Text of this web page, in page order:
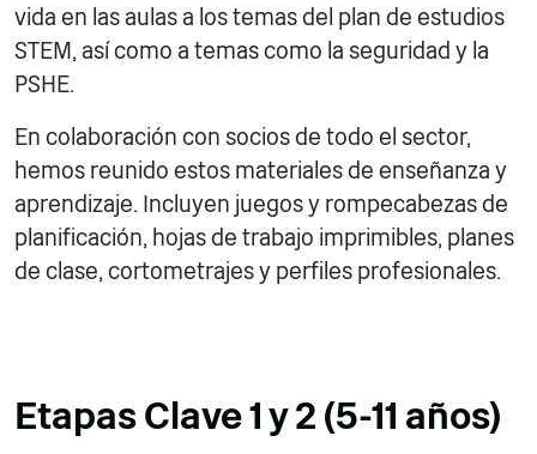
vida en las aulas a los temas del plan de estudios
STEM, así como a temas como la seguridad y la
PSHE.
En colaboración con socios de todo el sector,
hemos reunido estos materiales de enseñanza y
aprendizaje. Incluyen juegos y rompecabezas de
planificación, hojas de trabajo imprimibles, planes
de clase, cortometrajes y perfiles profesionales.
Etapas Clave 1 y 2 (5-11 años)